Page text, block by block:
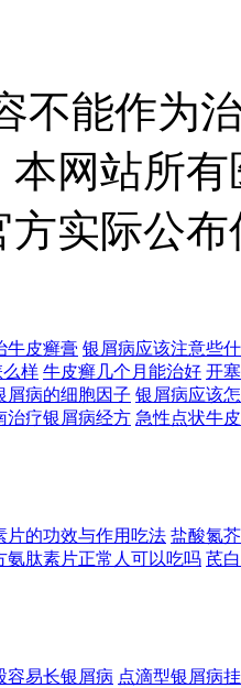
不能作为
网站所
方实际公
牛皮癣膏 银屑病应该注意些
样 牛皮癣几个月能治好 开
屑病的细胞因子 银屑病应该
治疗银屑病经方 急性点状牛
片的功效与作用吃法 盐酸氮
氨肽素片正常人可以吃吗 芪
容易长银屑病 点滴型银屑病